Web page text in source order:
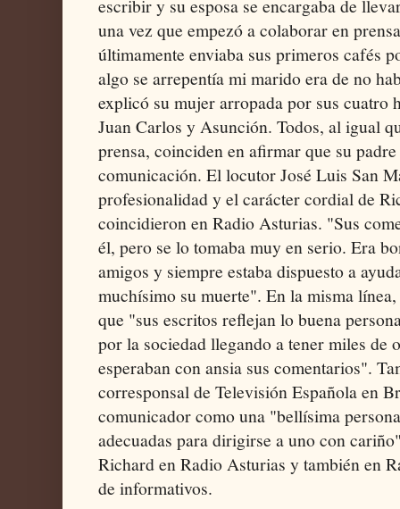
escribir y su esposa se encargaba de
una vez que empezó a colaborar en
últimamente enviaba sus primeros cafés
algo se arrepentía mi marido era de no
explicó su mujer arropada por sus cuatro
Juan Carlos y Asunción. Todos, al igual
prensa, coinciden en afirmar que su
comunicación. El locutor José Luis San
profesionalidad y el carácter cordial de
coincidieron en Radio Asturias. "Sus
él, pero se lo tomaba muy en serio. Era
amigos y siempre estaba dispuesto a
muchísimo su muerte". En la misma
que "sus escritos reflejan lo buena
por la sociedad llegando a tener miles de
esperaban con ansia sus comentarios".
corresponsal de Televisión Española en
comunicador como una "bellísima
adecuadas para dirigirse a uno con
Richard en Radio Asturias y también en
de informativos.